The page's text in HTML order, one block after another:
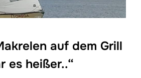
auf dem Grill
es heißer..“